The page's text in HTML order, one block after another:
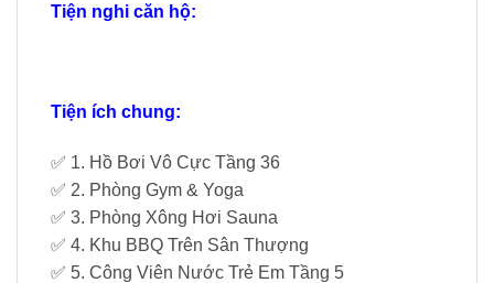
Tiện nghi căn hộ:
Tiện ích chung:
✅ 1. Hồ Bơi Vô Cực Tầng 36
✅ 2. Phòng Gym & Yoga
✅ 3. Phòng Xông Hơi Sauna
✅ 4. Khu BBQ Trên Sân Thượng
✅ 5. Công Viên Nước Trẻ Em Tầng 5